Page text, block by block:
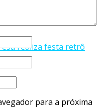
quinta-feira
para a próxima